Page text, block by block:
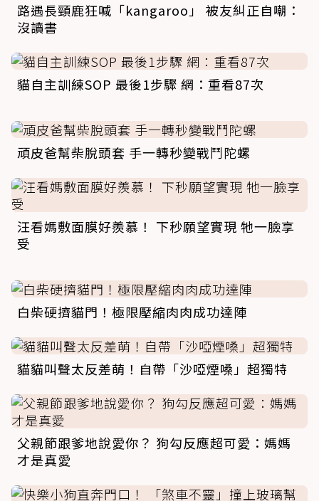
路遇長頸鹿狂喊「kangaroo」 被友糾正自嘲：
沒讀書
貓自主訓練SOP 最後1步驟 網：重看87次
頑皮爸幫柴脫頭套 手一轉秒變戰鬥陀螺
汪看媽敷面膜好羨慕！ 下秒願望實現 牠一臉享
受
白柴硬擠貓門！極限壓縮肉肉成功達陣
貓貓叫聲太反差萌！自帶「沙啞煙嗓」超獨特
父親節跟爹地說愛你？ 狗勾反應超可愛：媽媽
才是真愛